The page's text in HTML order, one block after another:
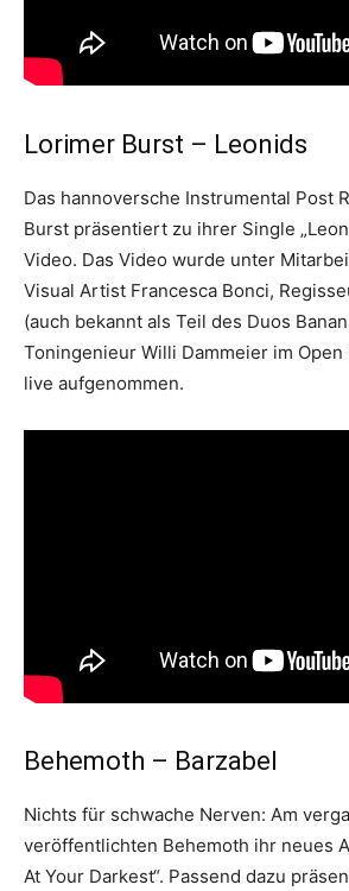
Lorimer Burst – Leonids
Das hannoversche Instrumental Post
Burst präsentiert zu ihrer Single
Video. Das Video wurde unter
Visual Artist Francesca Bonci,
(auch bekannt als Teil des Duos
Toningenieur Willi Dammeier im
live aufgenommen.
Behemoth – Barzabel
Nichts für schwache Nerven: Am
veröffentlichten Behemoth ihr neues
At Your Darkest“. Passend dazu